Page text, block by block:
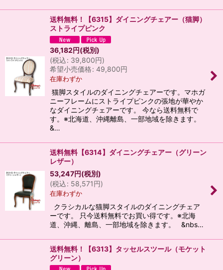
送料無料！【6315】ダイニングチェアー（猫脚）
ストライプピンク
36,182円(税別)
(税込: 39,800円)
希望小売価格: 49,800円
在庫わずか
猫脚スタイルのダイニングチェアーです。マホガ
ニーフレームにストライプピンクの張地が華やか
なダイニングチェアーです。 今なら送料無料で
す。※北海道、沖縄離島、一部地域を除きます。
&…
送料無料【6314】ダイニングチェアー（グリーン
レザー）
53,247円(税別)
(税込: 58,571円)
在庫わずか
クラシカルな猫脚スタイルのダイニングチェア
ーです。 只今送料無料でお買い得です。※北海
道、沖縄、離島、一部地域を除きます。 &nbs…
送料無料！【6313】タッセルスツール（モケット
グリーン）